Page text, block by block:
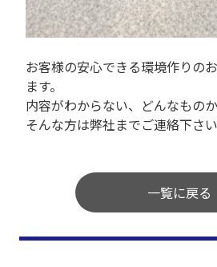
お客様の安心できる環境作りの
ます。
内容がわからない、どんなもの
そんな方は弊社までご連絡下さい
一覧に戻る